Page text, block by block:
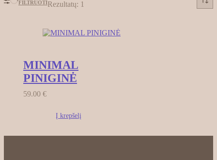
FILTRUOTIRezultatų: 1
MINIMAL
PINIGINĖ
59.00 €
Į krepšelį